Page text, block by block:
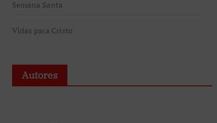
Semana Santa
Vidas para Cristo
Autores